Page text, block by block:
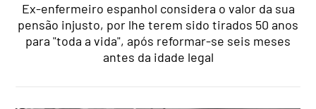
Ex-enfermeiro espanhol considera o valor da sua
pensão injusto, por lhe terem sido tirados 50 anos
para "toda a vida", após reformar-se seis meses
antes da idade legal